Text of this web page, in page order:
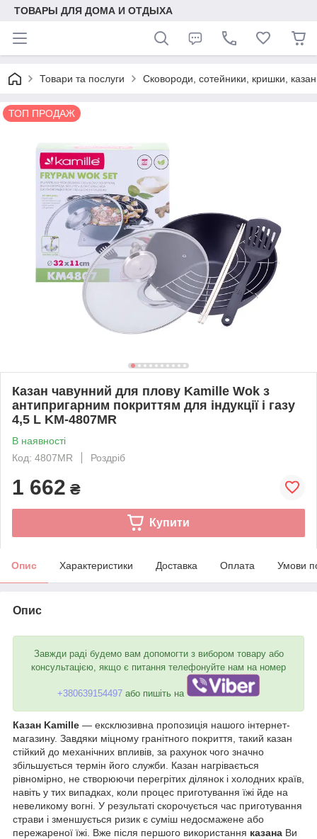
ТОВАРЫ ДЛЯ ДОМА И ОТДЫХА
Товари та послуги Сковороди, сотейники, кришки,
ТОП ПРОДАЖ
Казан чавунний для плову Kamille Wok з
антипригарним покриттям для індукції і газу
4,5 L KM-4807MR
В наявності
Код: 4807MR
Роздріб
1 662 ₴
Купити
Опис Характеристики Доставка Оплата Умови
Опис
Завжди раді будемо вам допомогти з вибором товару або
консультацією, якщо є питання телефонуйте нам на номер
+380639154497 або пишіть на
Казан Kamille — ексклюзивна пропозиція нашого інтернет-
магазину. Завдяки міцному гранітного покриття, такий казан
стійкий до механічних впливів, за рахунок чого значно
збільшується термін його служби. Казан нагрівається
рівномірно, не створюючи перегрітих ділянок і холодних країв,
навіть у тих випадках, коли процес приготування їжі йде на
невеликому вогні. У результаті скорочується час приготування
страви і зменшується ризик є суміш недосмажене або
пережареної їжі. Вже після першого використання казана Ви